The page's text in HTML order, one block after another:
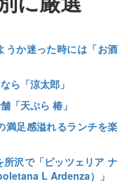
うか迷った時には「お酒
ら「涼太郎」
「天ぷら 椿」
満足感溢れるランチを楽
所沢で「ピッツェリア ナ
L Ardenza）」